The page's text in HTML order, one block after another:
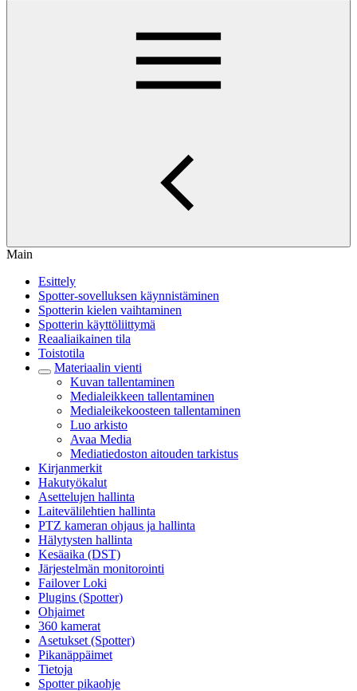
Main
Esittely
Spotter-sovelluksen käynnistäminen
Spotterin kielen vaihtaminen
Spotterin käyttöliittymä
Reaaliaikainen tila
Toistotila
Materiaalin vienti
Kuvan tallentaminen
Medialeikkeen tallentaminen
Medialeikekoosteen tallentaminen
Luo arkisto
Avaa Media
Mediatiedoston aitouden tarkistus
Kirjanmerkit
Hakutyökalut
Asettelujen hallinta
Laitevälilehtien hallinta
PTZ kameran ohjaus ja hallinta
Hälytysten hallinta
Kesäaika (DST)
Järjestelmän monitorointi
Failover Loki
Plugins (Spotter)
Ohjaimet
360 kamerat
Asetukset (Spotter)
Pikanäppäimet
Tietoja
Spotter pikaohje